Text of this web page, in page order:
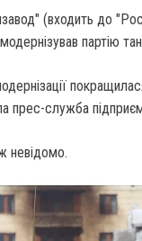
(входить до
партію
прес-служба
невідомо.